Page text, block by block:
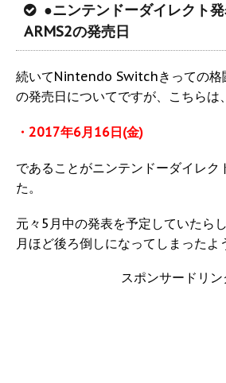
●ニンテンドーダイレクト
ARMS2の発売日
続いてNintendo Switchきっての格
の発売日についてですが、こちらは、
・2017年6月16日(金)
であることがニンテンドーダイレク
た。
元々5月中の発表を予定していたら
月ほど後ろ倒しになってしまったよ
スポンサードリン